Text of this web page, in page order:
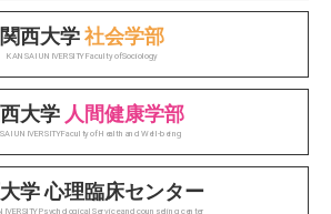
関西大学社会学部
KANSAI UNIVERSITY Faculty of Sociology
大学 人間健康学部
UNIVERSITY Faculty of Health and Well-being
学 心理臨床センター
Psychological Service and counseling center